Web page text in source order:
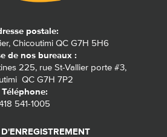
postale:
Chicoutimi QC G7H 5H6
de nos bureaux :
225, rue St-Vallier porte #3,
QC G7H 7P2
Téléphone:
541-1005